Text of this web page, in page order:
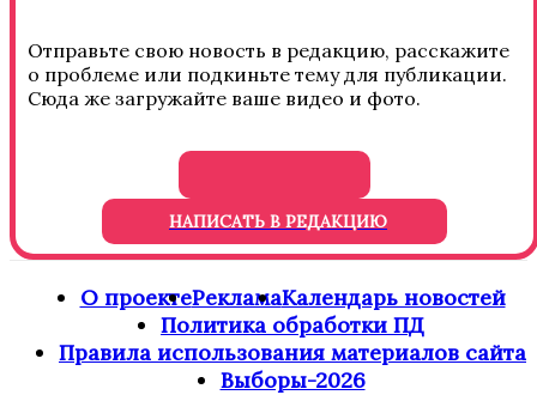
Отправьте свою новость в редакцию, расскажите
о проблеме или подкиньте тему для публикации.
Сюда же загружайте ваше видео и фото.
НАПИСАТЬ В РЕДАКЦИЮ
О проектеРекламаКалендарь новостей
Политика обработки ПД
Правила использования материалов сайта
Выборы-2026